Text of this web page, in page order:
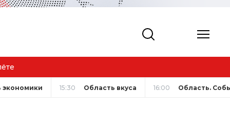
экономики 15:30 Область вкуса 16:00 Область.